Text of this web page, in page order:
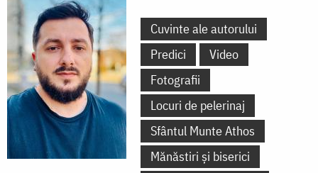
Cuvinte ale autorului
Predici
Video
Fotografii
Locuri de pelerinaj
Sfântul Munte Athos
Mănăstiri și biserici